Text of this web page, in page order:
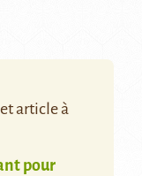
article à
pour